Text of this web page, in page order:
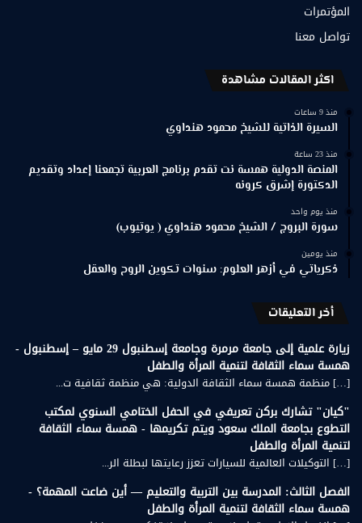
المؤتمرات
تواصل معنا
اكثر المقالات مشاهدة
منذ 9 ساعات
السيرة الذاتية للشيخ محمود هنداوي
منذ 23 ساعة
المنصة الدولية همسة نت تقدم برنامج العربية تجمعنا إعداد وتقديم
الدكتورة إشرق كرونه
منذ يوم واحد
سورة البروج / الشيخ محمود هنداوي ( يوتيوب)
منذ يومين
ذكرياتي في أزهر العلوم: سنوات تكوين الروح والعقل
أخر التعليقات
زيارة علمية إلى جامعة مرمرة وجامعة إسطنبول 29 مايو – إسطنبول -
همسة سماء الثقافة لتنمية المرأة والطفل
[…] منظمة همسة سماء الثقافة الدولية: هي منظمة ثقافية ت...
"كيان" تشارك بركن تعريفي في الحفل الختامي السنوي لمكتب
التطوع بجامعة الملك سعود ويتم تكريمها - همسة سماء الثقافة
لتنمية المرأة والطفل
[…] التوكيلات العالمية للسيارات تعزز رعايتها لبطلة الر...
الفصل الثالث: المدرسة بين التربية والتعليم — أين ضاعت المهمة؟ -
همسة سماء الثقافة لتنمية المرأة والطفل